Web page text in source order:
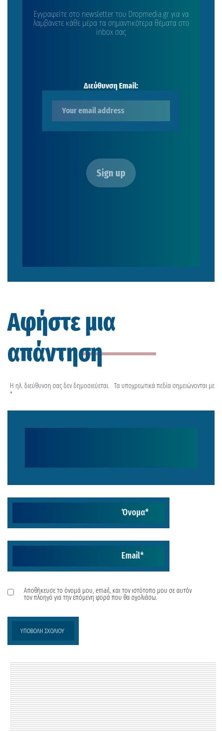
Εγγραφείτε στο newsletter του Dropmedia.gr για να
λαμβάνετε κάθε μέρα τα σημαντικότερα θέματα στο
inbox σας
Διεύθυνση Email:
Αφήστε μια
απάντηση
Η ηλ. διεύθυνση σας δεν δημοσιεύεται. Τα υποχρεωτικά πεδία σημειώνονται με
*
Όνομα*
Email*
Αποθήκευσε το όνομά μου, email, και τον ιστότοπο μου σε αυτόν
τον πλοηγό για την επόμενη φορά που θα σχολιάσω.